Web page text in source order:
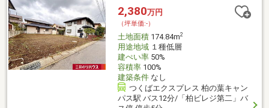
てお手伝いいたします。
2,380万円
（坪単価:-）
土地面積174.84m2
用途地域１種低層
建ぺい率50%
容積率100%
建築条件なし
つくばエクスプレス 柏の葉キャン
パス駅 バス12分/「柏ビレジ第二」バ